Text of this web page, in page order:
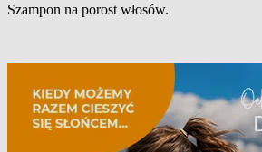
Szampon na porost włosów.